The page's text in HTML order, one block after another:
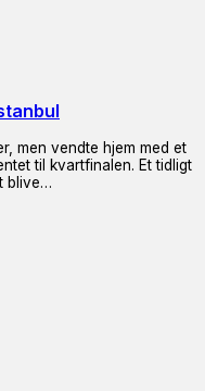
men vendte hjem med et
til kvartfinalen. Et tidligt
blive…